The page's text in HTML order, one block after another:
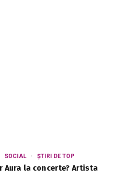
SOCIAL ȘTIRI DE TOP
Aura la concerte? Artista